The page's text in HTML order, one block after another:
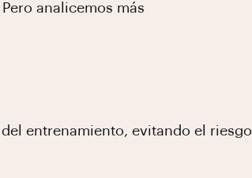
analicemos más
entrenamiento, evitando el riesgo